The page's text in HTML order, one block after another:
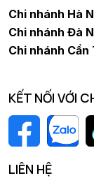
Chi nhánh Hà
Chi nhánh Đà
Chi nhánh Cần
KẾT NỐI VỚI
LIÊN HỆ